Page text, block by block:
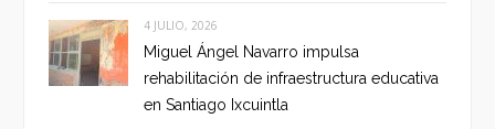
4 JULIO, 2026
Miguel Ángel Navarro impulsa
rehabilitación de infraestructura educativa
en Santiago Ixcuintla